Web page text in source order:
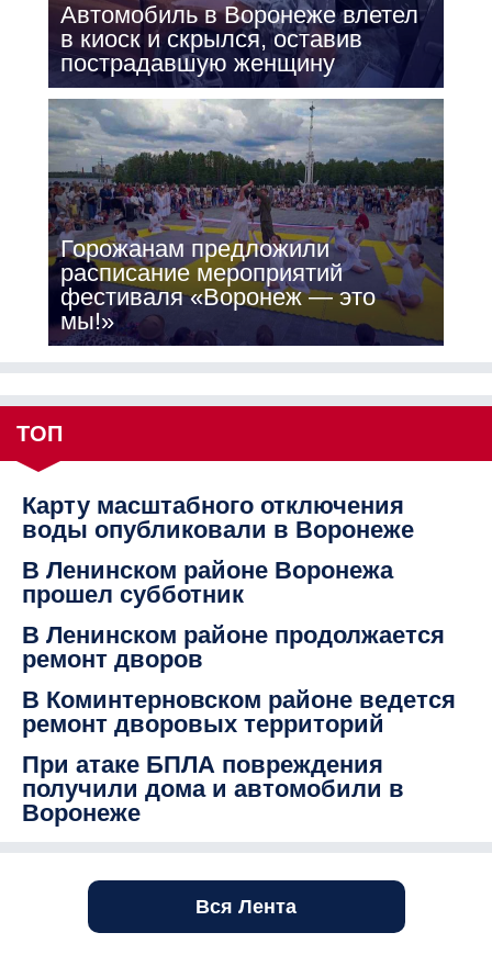
Автомобиль в Воронеже влетел
в киоск и скрылся, оставив
пострадавшую женщину
Горожанам предложили
расписание мероприятий
фестиваля «Воронеж — это
мы!»
ТОП
Карту масштабного отключения
воды опубликовали в Воронеже
В Ленинском районе Воронежа
прошел субботник
В Ленинском районе продолжается
ремонт дворов
В Коминтерновском районе ведется
ремонт дворовых территорий
При атаке БПЛА повреждения
получили дома и автомобили в
Воронеже
Вся Лента